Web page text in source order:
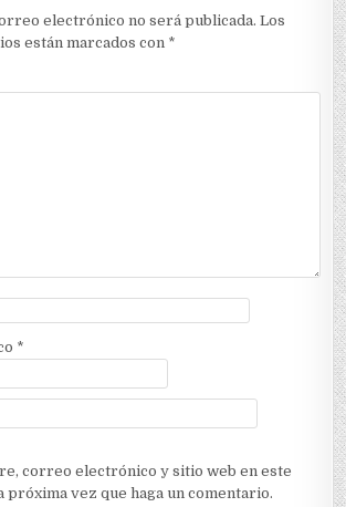
electrónico no será publicada. Los
están marcados con *
*
correo electrónico y sitio web en este
próxima vez que haga un comentario.